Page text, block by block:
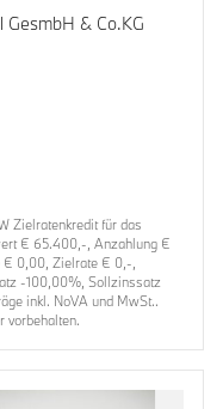
& Co.KG
Zielratenkredit für das
€ 65.400,-, Anzahlung €
€ 0,00, Zielrate € 0,-,
-100,00%, Sollzinssatz
inkl. NoVA und MwSt..
vorbehalten.